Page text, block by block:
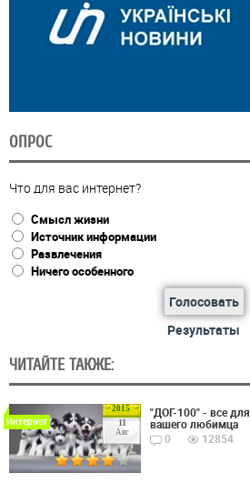
ОПРОС
Что для вас интернет?
Смысл жизни
Источник информации
Развлечения
Ничего особенного
Голосовать
Результаты
ЧИТАЙТЕ ТАКЖЕ:
2015
11
Авг
Интернет
"ДОГ-100" - все для
вашего любимца
0
12854